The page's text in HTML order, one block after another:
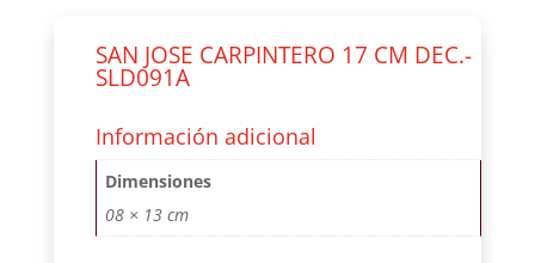
SAN JOSE CARPINTERO 17 CM DEC.-
SLD091A
Información adicional
Dimensiones
08 × 13 cm